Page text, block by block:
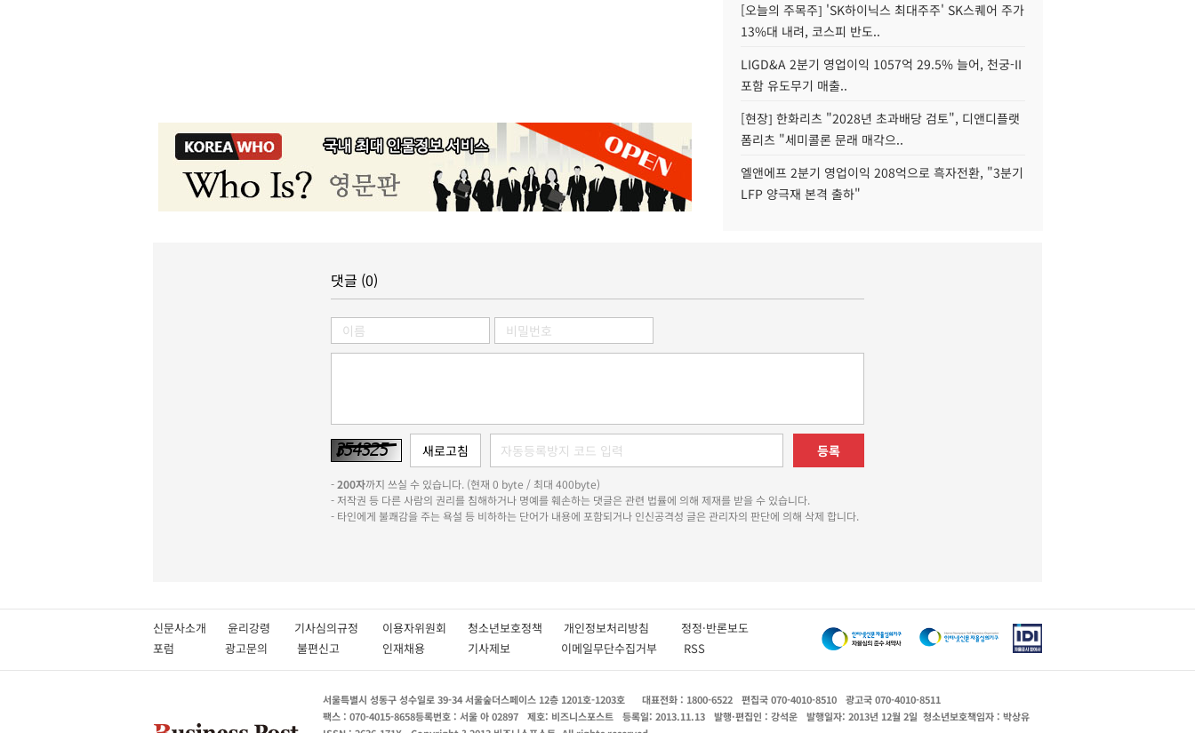
[오늘의 주목주] 'SK하이닉스 최대주주' SK스퀘어 주가
13%대 내려, 코스피 반도..
LIGD&A 2분기 영업이익 1057억 29.5% 늘어, 천궁-II
포함 유도무기 매출..
[현장] 한화리츠 "2028년 초과배당 검토", 디앤디플랫
폼리츠 "세미콜론 문래 매각으..
엘앤에프 2분기 영업이익 208억으로 흑자전환, "3분기
LFP 양극재 본격 출하"
댓글 (0)
등록
-200자까지 쓰실 수 있습니다. (현재 0 byte / 최대 400byte)
- 저작권 등 다른 사람의 권리를 침해하거나 명예를 훼손하는 댓글은 관련 법률에 의해 제재를 받을 수 있습니다.
- 타인에게 불쾌감을 주는 욕설 등 비하하는 단어가 내용에 포함되거나 인신공격성 글은 관리자의 판단에 의해 삭제 합니다.
신문사소개 윤리강령 기사심의규정 이용자위원회 청소년보호정책 개인정보처리방침 정정·반론보도
포럼
광고문의 불편신고 인재채용 기사제보 이메일무단수집거부 RSS
서울특별시 성동구 성수일로 39-34 서울숲더스페이스 12층 1201호-1203호 대표전화 : 1800-6522 편집국 070-4010-8510
광고국 070-4010-8511
팩스 : 070-4015-8658등록번호 : 서울 아 02897 제호: 비즈니스포스트 등록일: 2013.11.13 발행·편집인 : 강석운 발행일자: 2013년 12월 2일 청소년보호책임자 : 박상유